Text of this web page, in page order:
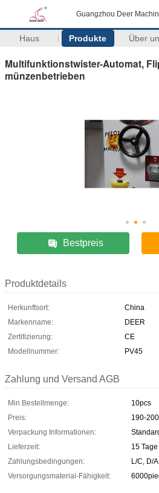
Guangzhou Deer
Haus Produkte Über
Multifunktionstwister-Automat,
münzenbetrieben
Bestpreis
Produktdetails
Herkunftsort:
China
Markenname:
DEER
Zertifizierung:
CE
Modellnummer:
PV45
Zahlung und Versand AGB
Min Bestellmenge:
10pcs
Preis:
190-
Verpackung Informationen:
Lieferzeit:
15 Tage
Zahlungsbedingungen:
L/C, D/
Versorgungsmaterial-Fähigkeit: